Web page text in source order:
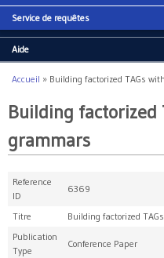
Service de requêtes
Aide
Vous êtes ici
Accueil » Building factorized TAGs
Building factorized
grammars
Reference
ID
6369
Titre
Building factorized
Publication
Type
Conference Paper